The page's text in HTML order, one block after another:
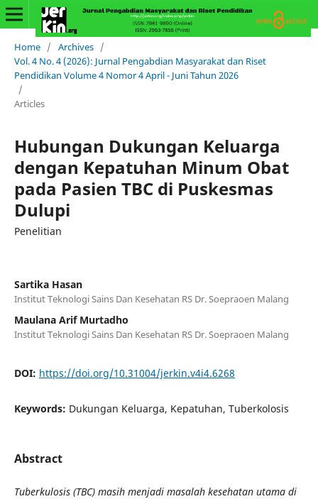
Home / Archives /
Vol. 4 No. 4 (2026): Jurnal Pengabdian Masyarakat dan Riset
Pendidikan Volume 4 Nomor 4 April - Juni Tahun 2026
/
Articles
Hubungan Dukungan Keluarga
dengan Kepatuhan Minum Obat
pada Pasien TBC di Puskesmas
Dulupi
Penelitian
Sartika Hasan
Institut Teknologi Sains Dan Kesehatan RS Dr. Soepraoen Malang
Maulana Arif Murtadho
Institut Teknologi Sains Dan Kesehatan RS Dr. Soepraoen Malang
DOI: https://doi.org/10.31004/jerkin.v4i4.6268
Keywords: Dukungan Keluarga, Kepatuhan, Tuberkolosis
Abstract
Tuberkulosis (TBC) masih menjadi masalah kesehatan utama di